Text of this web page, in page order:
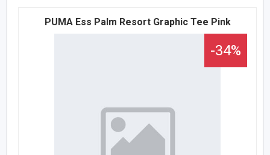
PUMA Ess Palm Resort Graphic Tee Pink
-34%